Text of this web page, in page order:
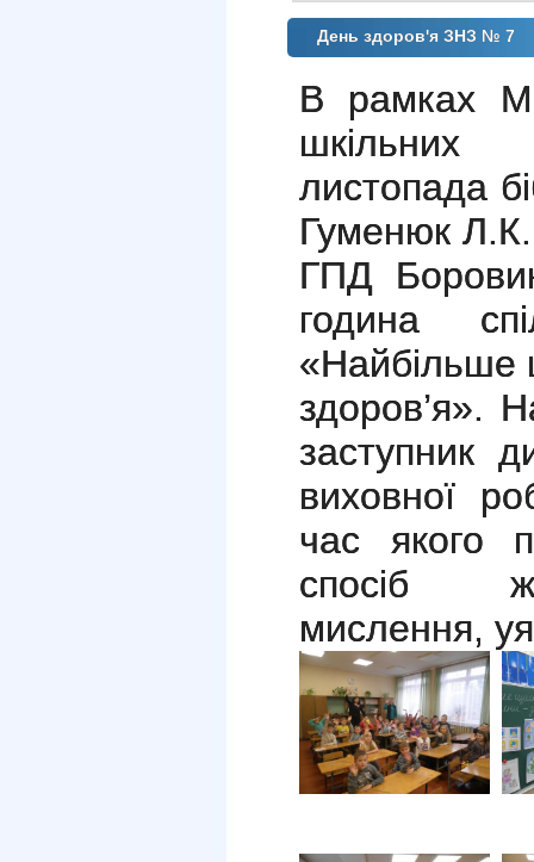
День здоров'я ЗНЗ № 7
В рамках
шкільних
листопада
Гуменюк
ГПД
година
«Найбільше
здоров’я».
заступник
виховної
час якого
спосіб
мислення,